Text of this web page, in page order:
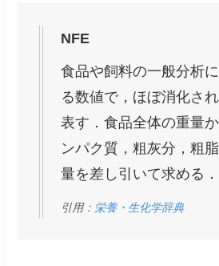
NFE
食品や飼料の一般分析
る数値で，ほぼ消化さ
表す．食品全体の重量
ンパク質，粗灰分，粗
量を差し引いて求める．
引用： 栄養・生化学辞典